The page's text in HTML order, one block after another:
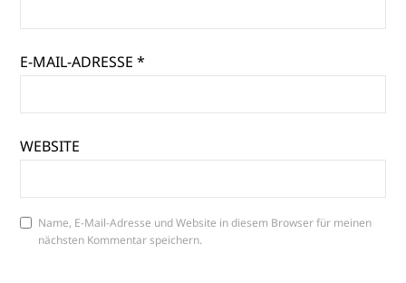
E-MAIL-ADRESSE*
WEBSITE
Name, E-Mail-Adresse und Website in diesem Browser für meinen
nächsten Kommentar speichern.